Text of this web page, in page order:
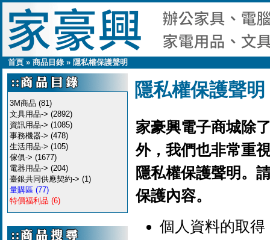
首頁 » 商品目錄» 隱私權保護聲明
3M商品 (81)
文具用品-> (2892)
資訊用品-> (1085)
事務機器-> (478)
生活用品-> (105)
傢俱-> (1677)
電器用品-> (204)
臺銀共同供應契約-> (1)
量購區 (77)
特價福利品 (6)
隱私權保護聲明
家豪興電子商城除
外，我們也非常重
隱私權保護聲明。
保護內容。
個人資料的取得